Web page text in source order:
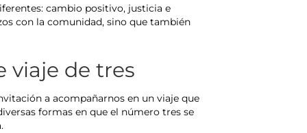
cambio positivo, justicia e
con la comunidad, sino que también
viaje de tres
a acompañarnos en un viaje que
formas en que el número tres se